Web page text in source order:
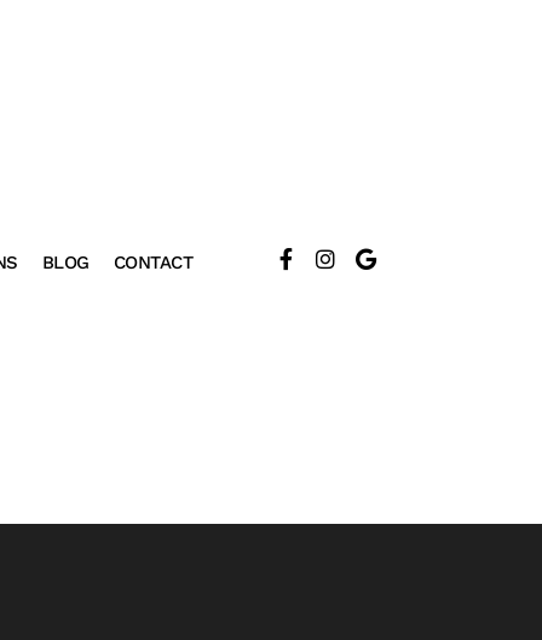
BLOG CONTACT